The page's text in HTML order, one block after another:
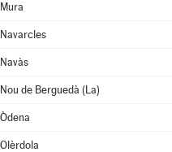
Mura
Navarcles
Navàs
Nou de Berguedà (La)
Òdena
Olèrdola